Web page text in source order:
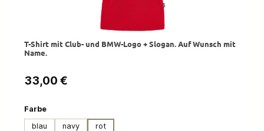
T-Shirt mit Club- und BMW-Logo + Slogan. Auf Wunsch mit
Name.
Regulärer Preis:
33,00 €
Farbeauswählen
blau
navy rot